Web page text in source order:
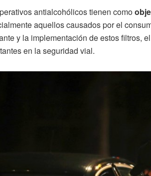
antialcohólicos tienen como
aquellos causados por el
y la implementación de estos filtros,
en la seguridad vial.